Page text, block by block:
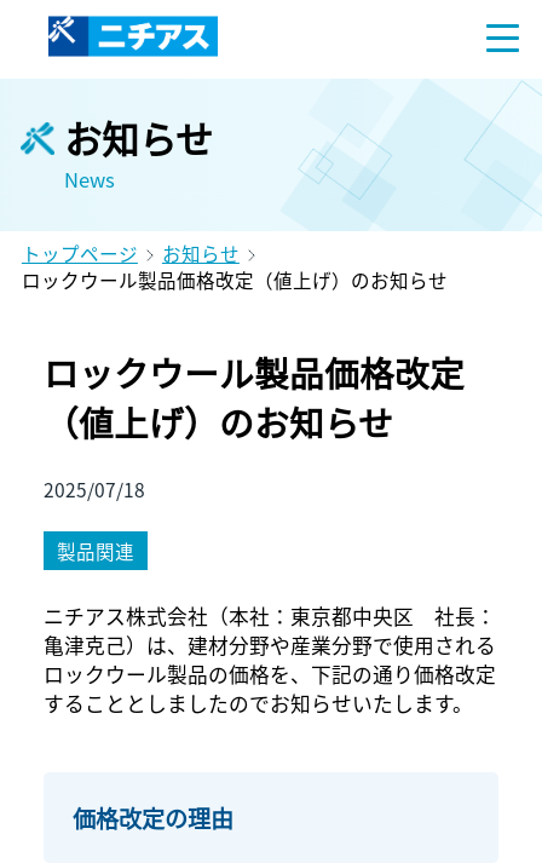
お知らせ
News
トップページ
お知らせ
ロックウール製品価格改定（値上げ）のお知らせ
ロックウール製品価格改定
（値上げ）のお知らせ
2025/07/18
製品関連
ニチアス株式会社（本社：東京都中央区 社長：
亀津克己）は、建材分野や産業分野で使用される
ロックウール製品の価格を、下記の通り価格改定
することとしましたのでお知らせいたします。
価格改定の理由